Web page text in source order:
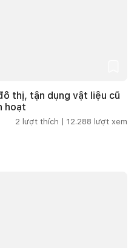
thị, tận dụng vật liệu cũ
hoạt
2 lượt thích | 12.288 lượt xem